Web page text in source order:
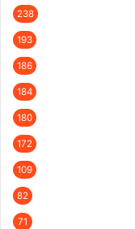
238
193
186
184
180
172
109
82
71